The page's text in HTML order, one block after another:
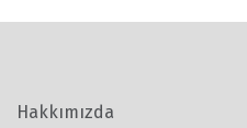
Hakkımızda